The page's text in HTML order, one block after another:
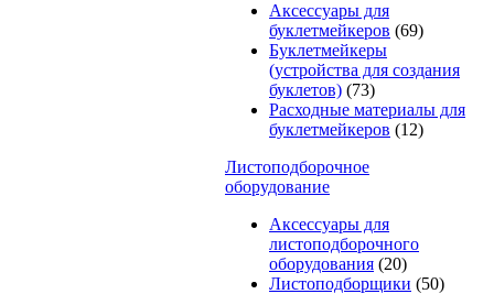
Аксессуары для
буклетмейкеров (69)
Буклетмейкеры
(устройства для создания
буклетов) (73)
Расходные материалы для
буклетмейкеров (12)
Листоподборочное
оборудование
Аксессуары для
листоподборочного
оборудования (20)
Листоподборщики (50)